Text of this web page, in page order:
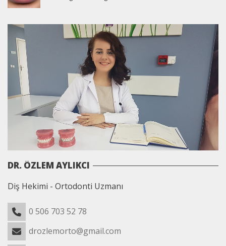
DR. ÖZLEM AYLIKCI
Diş Hekimi - Ortodonti Uzmanı
0 506 703 52 78
drozlemorto@gmail.com